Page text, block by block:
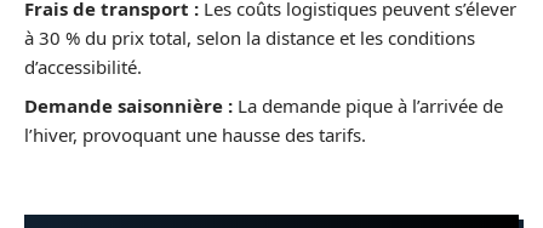
Frais de transport : Les coûts logistiques peuvent s’élever
à 30 % du prix total, selon la distance et les conditions
d’accessibilité.
Demande saisonnière : La demande pique à l’arrivée de
l’hiver, provoquant une hausse des tarifs.